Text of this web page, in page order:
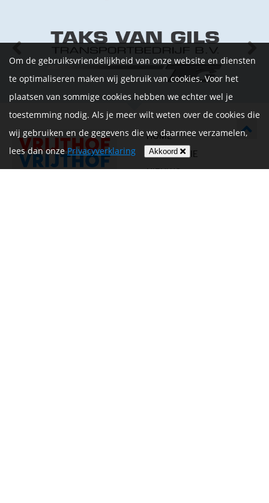
HOME
INFORMATIE
NIEUWS
Om de gebruiksvriendelijkheid van onze website en diensten
te optimaliseren maken wij gebruik van cookies. Voor het
plaatsen van sommige cookies hebben we echter wel je
toestemming nodig. Als je meer wilt weten over de cookies die
wij gebruiken en de gegevens die we daarmee verzamelen,
lees dan onzePrivacyverklaring Akkoord